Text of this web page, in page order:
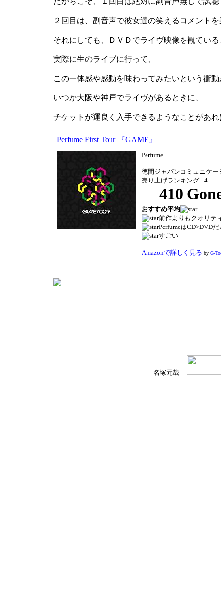
２回目は、副音声で彼女達の笑えるコメント
それにしても、ＤＶＤでライヴ映像を観ている
実際に生のライブに行って、
この一体感や感動を味わってみたいという衝
いつか大阪や神戸でライヴがあるときに、
チケットが運良く入手できるようなことがあ
Perfume First Tour 『GAME』
Perfume
徳間ジャパンコミュニケー
売り上げランキング : 4
おすすめ平均
前作よりもクオリテ
PerfumeはCD>DVD
すごい
Amazonで詳しく見る by G-
名塚元哉 ｜